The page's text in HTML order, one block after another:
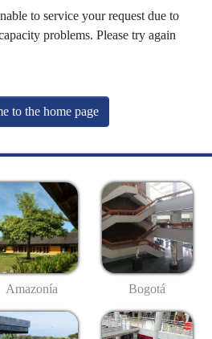
to service your request due to
problems. Please try again
to the home page
Amazonía Bogotá